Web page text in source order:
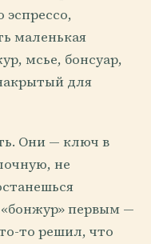
эспрессо,
маленькая
мсье, бонсуар,
для
Они — ключ в
не
первым —
то решил, что